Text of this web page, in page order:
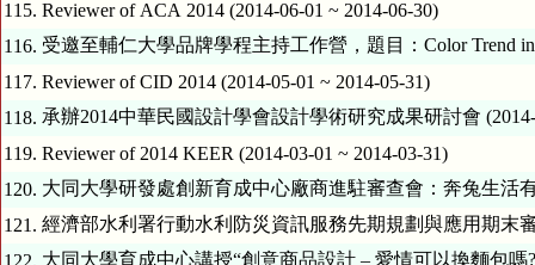
115. Reviewer of ACA 2014 (2014-06-01 ~ 2014-06-30)
116. 受邀至輔仁大學品牌學程主持工作營，題目：Color Trend in
117. Reviewer of CID 2014 (2014-05-01 ~ 2014-05-31)
118. 承辦2014中華民國設計學會設計學術研究成果研討會 (2014-
119. Reviewer of 2014 KEER (2014-03-01 ~ 2014-03-31)
120. 大同大學研發處創新育成中心廠商進駐審查會：奔兔生活
121. 經濟部水利署行動水利防災資訊服務先期規劃與應用期末
122. 大同大學育成中心講授“創意商品設計 – 愛情可以換麵包嗎